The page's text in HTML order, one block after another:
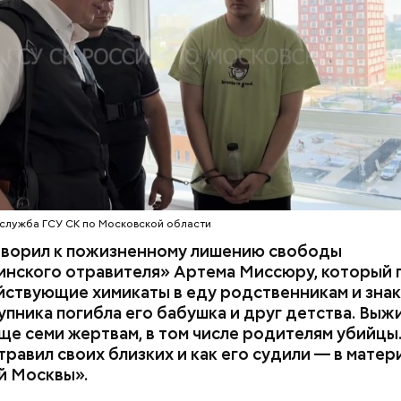
ГСУ СК по Московской области
к пожизненному лишению свободы
отравителя» Артема Миссюру, который
химикаты в еду родственникам и
погибла его бабушка и друг детства.
семи жертвам, в том числе родителям
своих близких и как его судили — в
Москвы».
случайно. То же самое вещество нашли в
квартиры пострадавших.